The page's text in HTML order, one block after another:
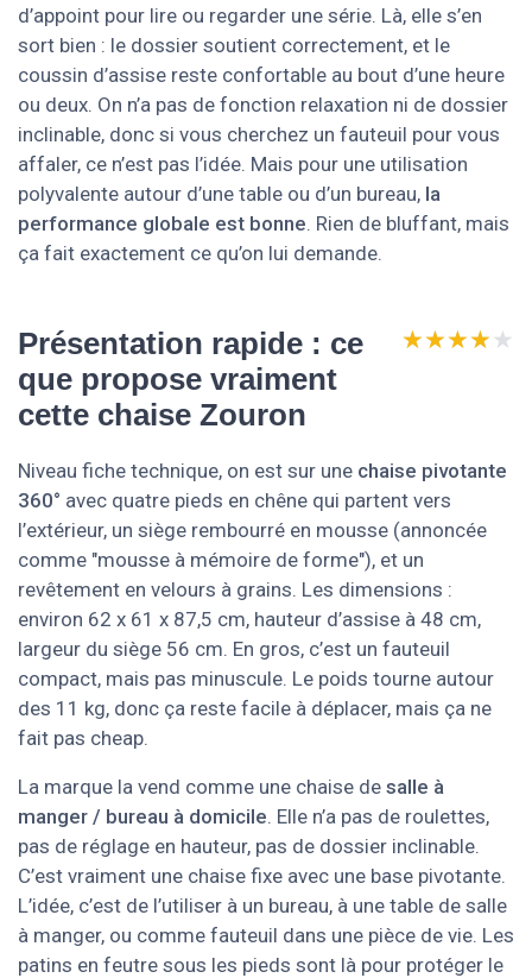
d’appoint pour lire ou regarder une série. Là, elle s’en
sort bien : le dossier soutient correctement, et le
coussin d’assise reste confortable au bout d’une heure
ou deux. On n’a pas de fonction relaxation ni de dossier
inclinable, donc si vous cherchez un fauteuil pour vous
affaler, ce n’est pas l’idée. Mais pour une utilisation
polyvalente autour d’une table ou d’un bureau, la
performance globale est bonne. Rien de bluffant, mais
ça fait exactement ce qu’on lui demande.
Présentation rapide : ce
que propose vraiment
cette chaise Zouron
★★★★★
★★★★★
Niveau fiche technique, on est sur une chaise pivotante
360° avec quatre pieds en chêne qui partent vers
l’extérieur, un siège rembourré en mousse (annoncée
comme "mousse à mémoire de forme"), et un
revêtement en velours à grains. Les dimensions :
environ 62 x 61 x 87,5 cm, hauteur d’assise à 48 cm,
largeur du siège 56 cm. En gros, c’est un fauteuil
compact, mais pas minuscule. Le poids tourne autour
des 11 kg, donc ça reste facile à déplacer, mais ça ne
fait pas cheap.
La marque la vend comme une chaise de salle à
manger / bureau à domicile. Elle n’a pas de roulettes,
pas de réglage en hauteur, pas de dossier inclinable.
C’est vraiment une chaise fixe avec une base pivotante.
L’idée, c’est de l’utiliser à un bureau, à une table de salle
à manger, ou comme fauteuil dans une pièce de vie. Les
patins en feutre sous les pieds sont là pour protéger le